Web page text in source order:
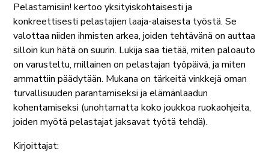
Pelastamisiin! kertoo yksityiskohtaisesti ja
konkreettisesti pelastajien laaja-alaisesta työstä. Se
valottaa niiden ihmisten arkea, joiden tehtävänä on auttaa
silloin kun hätä on suurin. Lukija saa tietää, miten paloauto
on varusteltu, millainen on pelastajan työpäivä, ja miten
ammattiin päädytään. Mukana on tärkeitä vinkkejä oman
turvallisuuden parantamiseksi ja elämänlaadun
kohentamiseksi (unohtamatta koko joukkoa ruokaohjeita,
joiden myötä pelastajat jaksavat työtä tehdä).
Kirjoittajat: